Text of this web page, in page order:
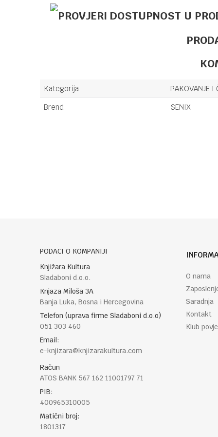
Kategorija
PAKOVANJE I
Brend
SENIX
PODACI O KOMPANIJI
Knjižara Kultura
Sladaboni d.o.o.
Knjaza Miloša 3A
Banja Luka, Bosna i Hercegovina
Telefon (uprava firme Sladaboni d.o.o)
051 303 460
Email:
e-knjizara@knjizarakultura.com
Račun
ATOS BANK 567 162 11001797 71
PIB:
400965310005
Matični broj:
1801317
O nama
Saradnja
Kontakt
Klub